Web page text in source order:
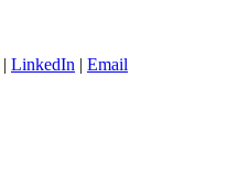
| LinkedIn | Email